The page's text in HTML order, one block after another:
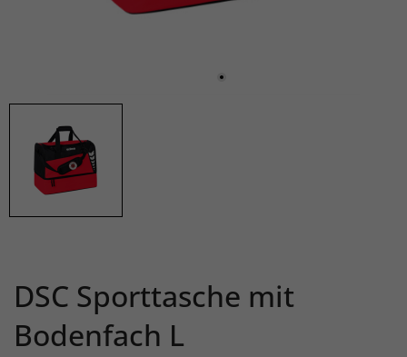
DSC Sporttasche mit
Bodenfach L